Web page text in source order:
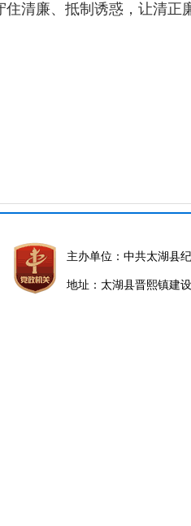
住清廉、抵制诱惑，让清正
主办单位：中共太湖县
地址：太湖县晋熙镇建